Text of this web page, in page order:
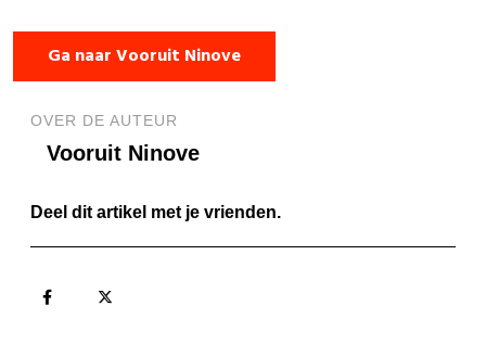
Ga naar Vooruit Ninove
OVER DE AUTEUR
Vooruit Ninove
Deel dit artikel met je vrienden.